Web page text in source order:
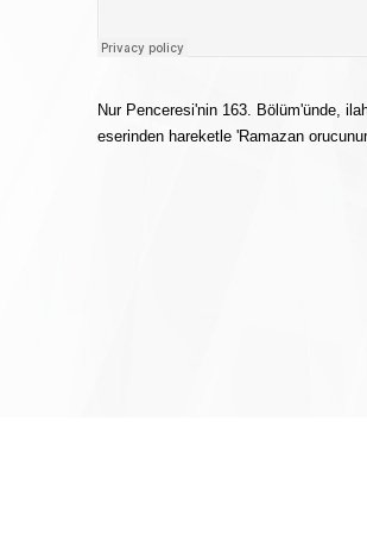
Nur Penceresi'nin 163. Bölüm'ünde,
eserinden hareketle 'Ramazan